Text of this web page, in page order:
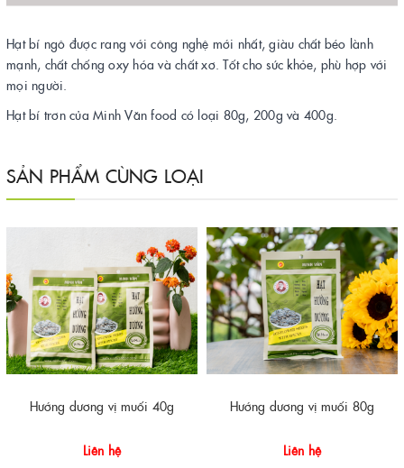
Hạt bí ngô được rang với công nghệ mới nhất, giàu chất béo lành
mạnh, chất chống oxy hóa và chất xơ. Tốt cho sức khỏe, phù hợp với
mọi người.
Hạt bí trơn của Minh Văn food có loại 80g, 200g và 400g.
SẢN PHẨM CÙNG LOẠI
Hướng dương vị muối 40g
Liên hệ
Hướng dương vị muối 80g
Liên hệ